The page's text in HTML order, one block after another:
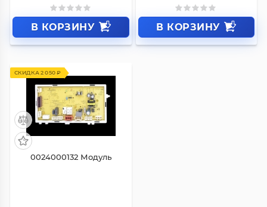
В КОРЗИНУ В КОРЗИНУ
СКИДКА 2 050 ₽
0024000132 Модуль